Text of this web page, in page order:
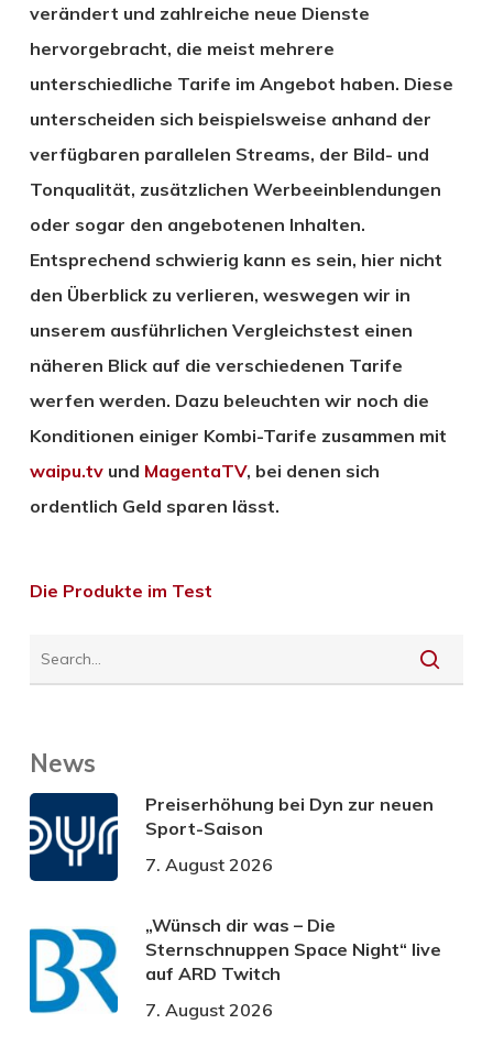
verändert und zahlreiche neue Dienste
hervorgebracht, die meist mehrere
unterschiedliche Tarife im Angebot haben. Diese
unterscheiden sich beispielsweise anhand der
verfügbaren parallelen Streams, der Bild- und
Tonqualität, zusätzlichen Werbeeinblendungen
oder sogar den angebotenen Inhalten.
Entsprechend schwierig kann es sein, hier nicht
den Überblick zu verlieren, weswegen wir in
unserem ausführlichen Vergleichstest einen
näheren Blick auf die verschiedenen Tarife
werfen werden. Dazu beleuchten wir noch die
Konditionen einiger Kombi-Tarife zusammen mit
waipu.tvund MagentaTV, bei denen sich
ordentlich Geld sparen lässt.
Die Produkte im Test
News
Preiserhöhung bei Dyn zur neuen
Sport-Saison
7. August 2026
„Wünsch dir was – Die
Sternschnuppen Space Night“ live
auf ARD Twitch
7. August 2026